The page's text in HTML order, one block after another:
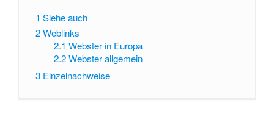
1 Siehe auch
2Weblinks
2.1 Webster in Europa
2.2 Webster allgemein
3 Einzelnachweise